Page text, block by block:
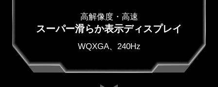
高解像度・高速
スーパー滑らか表示ディスプレイ
WQXGA、240Hz